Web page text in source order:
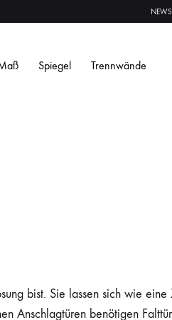
NEWS
ESG
Spiegel Trennwände
bist. Sie lassen sich wie eine
Anschlagtüren benötigen